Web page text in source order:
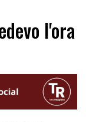
l'ora